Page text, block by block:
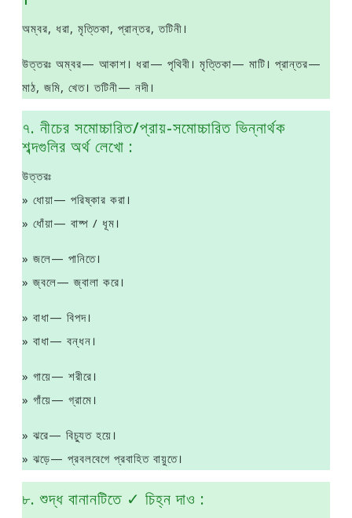
অম্বর, ধরা, মৃত্তিকা, প্রান্তর, তটিনী।
উত্তরঃ অম্বর— আকাশ। ধরা— পৃথিবী। মৃত্তিকা— মাটি। প্রান্তর—
মাঠ, জমি, খেত। তটিনী— নদী।
৭. নীচের সমােচ্চারিত/প্রায়-সমােচ্চারিত ভিন্নার্থক
শব্দগুলির অর্থ লেখো :
উত্তরঃ
» ধােয়া— পরিষ্কার করা।
» ধোঁয়া— বাষ্প / ধূম।
» জলে— পানিতে।
» জ্বলে— জ্বালা করে।
» বাধা— বিপদ।
» বাধা— বন্ধন।
» গায়ে— শরীরে।
» গাঁয়ে— গ্রামে।
» ঝরে— বিচ্যুত হয়ে।
» ঝড়ে— প্রবলবেগে প্রবাহিত বায়ুতে।
৮. শুদ্ধ বানানটিতে ✓ চিহ্ন দাও :